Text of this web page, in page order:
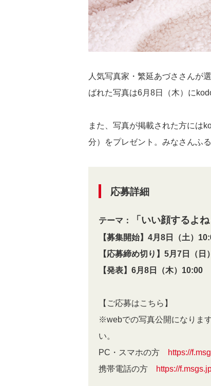
人気写真家・繁延あづささんが
ばれた写真は6月8日（木）に
また、写真が掲載された方には
分）をプレゼント。みなさんふ
応募詳細
テーマ： 「いい顔するよね
【募集開始】4月8日（土）
【応募締め切り】5月7日（日
【発表】6月8日（木）10:00
【ご応募はこちら】
※webでの写真公開になりま
い。
PC・スマホの方
https://
携帯電話の方
https://